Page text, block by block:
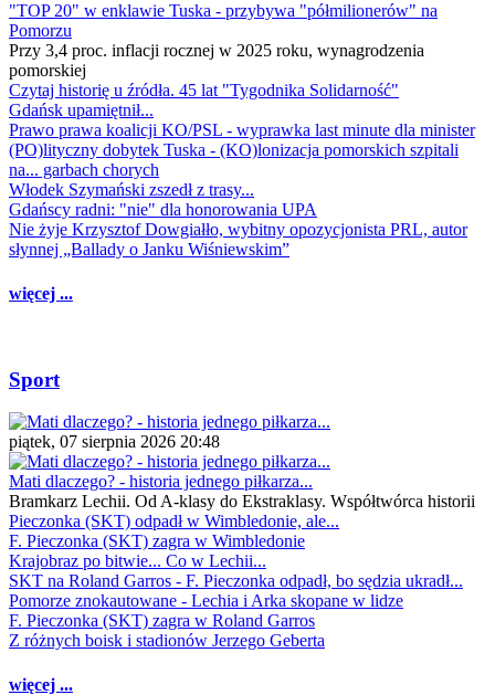
"TOP 20" w enklawie Tuska - przybywa "półmilionerów" na
Pomorzu
Przy 3,4 proc. inflacji rocznej w 2025 roku, wynagrodzenia
pomorskiej
Czytaj historię u źródła. 45 lat "Tygodnika Solidarność"
Gdańsk upamiętnił...
Prawo prawa koalicji KO/PSL - wyprawka last minute dla minister
(PO)lityczny dobytek Tuska - (KO)lonizacja pomorskich szpitali
na... garbach chorych
Włodek Szymański zszedł z trasy...
Gdańscy radni: "nie" dla honorowania UPA
Nie żyje Krzysztof Dowgiałło, wybitny opozycjonista PRL, autor
słynnej „Ballady o Janku Wiśniewskim”
więcej ...
Sport
piątek, 07 sierpnia 2026 20:48
Mati dlaczego? - historia jednego piłkarza...
Bramkarz Lechii. Od A-klasy do Ekstraklasy. Współtwórca historii
Pieczonka (SKT) odpadł w Wimbledonie, ale...
F. Pieczonka (SKT) zagra w Wimbledonie
Krajobraz po bitwie... Co w Lechii...
SKT na Roland Garros - F. Pieczonka odpadł, bo sędzia ukradł...
Pomorze znokautowane - Lechia i Arka skopane w lidze
F. Pieczonka (SKT) zagra w Roland Garros
Z różnych boisk i stadionów Jerzego Geberta
więcej ...